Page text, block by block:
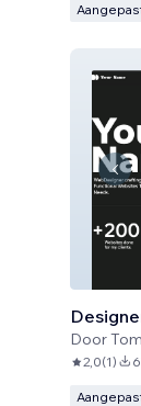
Door
2,0(1)